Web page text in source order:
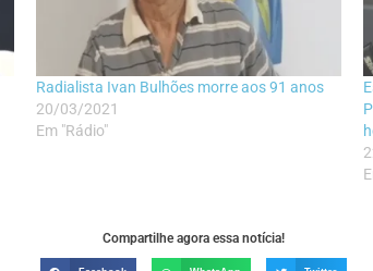
Radialista Ivan Bulhões morre aos 91 anos
20/03/2021
Em "Rádio"
Compartilhe agora essa notícia!